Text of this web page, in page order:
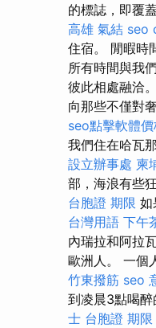
的標誌，即覆
高雄 氣結 seo
住宿。 閒暇時
所有時間與我
彼此相處融洽。
向那些不僅對
seo點擊軟體價
我們住在哈瓦
設立辦事處 柬
部，海浪有些
台胞證 期限 如
台灣用語 下午
內瑞拉和阿拉
歐洲人。 一個
竹東撥筋 seo
到凌晨3點喝
士 台胞證 期限